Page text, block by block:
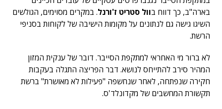
בארה"ב, כך דווח בוול סטריט ז'ורנל. במקרים מסוימים, הגולשים
השיגו גישה גם לנתונים על מקומות הישיבה של לקוחות בסניפי
הרשת.
לא ברור מי האחראי למתקפת הסייבר. דובר של ענקית המזון
המהיר סירב להתייחס לנושא. דבר הפריצה התגלה בעקבות
חקירה שנפתחה, לאחר שנחשפה "פעילות לא מאושרת" ברשת
תקשורת המחשבים של מקדונלד'ס.